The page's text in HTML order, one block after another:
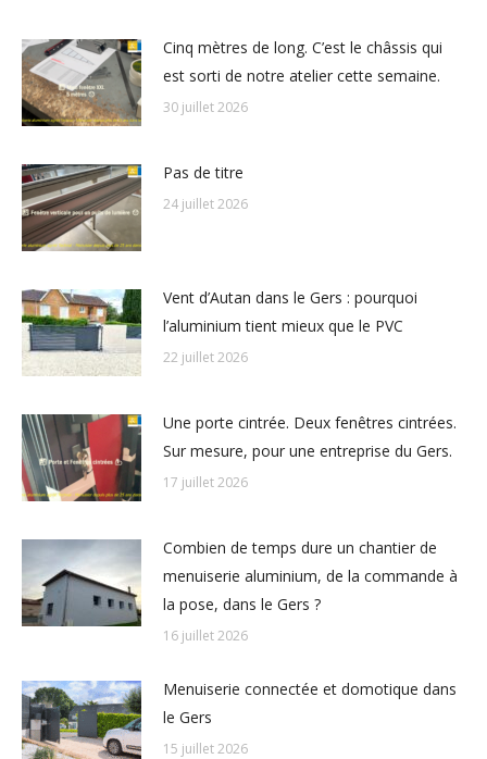
Cinq mètres de long. C’est le châssis qui
est sorti de notre atelier cette semaine.
30 juillet 2026
Pas de titre
24 juillet 2026
Vent d’Autan dans le Gers : pourquoi
l’aluminium tient mieux que le PVC
22 juillet 2026
Une porte cintrée. Deux fenêtres cintrées.
Sur mesure, pour une entreprise du Gers.
17 juillet 2026
Combien de temps dure un chantier de
menuiserie aluminium, de la commande à
la pose, dans le Gers ?
16 juillet 2026
Menuiserie connectée et domotique dans
le Gers
15 juillet 2026